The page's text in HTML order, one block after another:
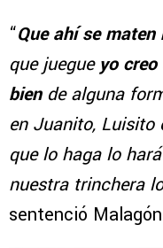
“Que ahí se
que juegueyo creo
biende alguna
en Juanito, Luisito
que lo haga lo
nuestra trinchera
sentenció